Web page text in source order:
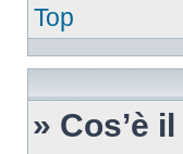
Top
» Cos’è